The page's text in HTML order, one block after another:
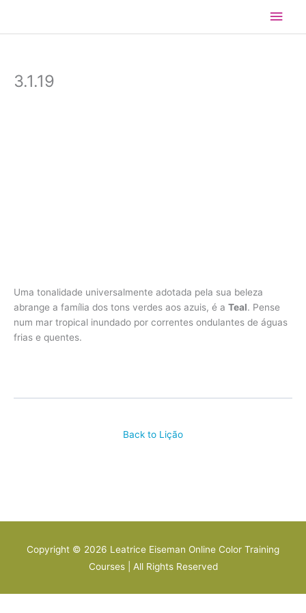
o
3.1.19
Uma tonalidade universalmente adotada pela sua beleza
abrange a família dos tons verdes aos azuis, é a Teal. Pense
num mar tropical inundado por correntes ondulantes de águas
frias e quentes.
Back to Lição
Copyright © 2026 Leatrice Eiseman Online Color Training
Courses| All Rights Reserved